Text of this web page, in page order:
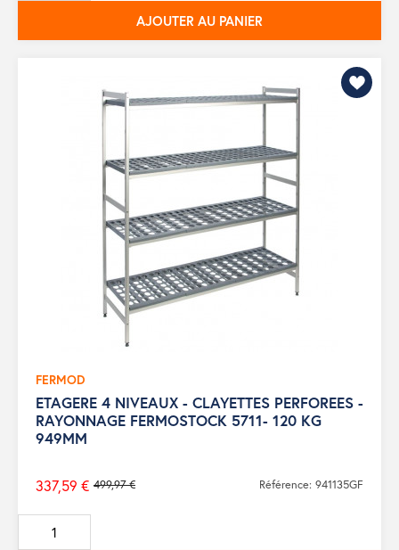
AJOUTER AU PANIER
FERMOD
ETAGERE 4 NIVEAUX - CLAYETTES PERFOREES -
RAYONNAGE FERMOSTOCK 5711- 120 KG
949MM
Prix
de
base
499,97 €
337,59 € Référence: 941135GF